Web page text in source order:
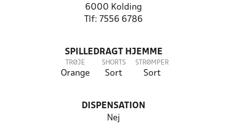
6000 Kolding
Tlf: 7556 6786
SPILLEDRAGT HJEMME
TRØJE
Orange
SHORTS
Sort
STRØMPER
Sort
DISPENSATION
Nej